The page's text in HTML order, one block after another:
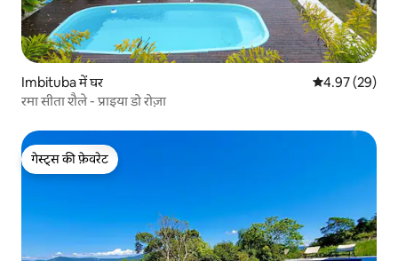
Imbituba में घर औसत रेटिंग 5 में
4.97 (29)
रमा सीता शैले - प्राइया डो रोज़ा
गेस्ट्स की फ़ेवरेट
गेस्ट्स की फ़ेवरेट